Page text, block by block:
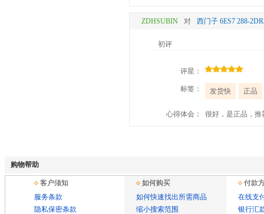
ZDHSUBIN 对 西门子 6ES7 288-
初评
评星：
标签： 发货快 正品
心得体会： 很好，是正品，推
购物帮助
客户须知 如何购买
付款
服务条款
隐私保密条款
如何快速找出所需商品
缩小搜索范围
在线支
银行汇